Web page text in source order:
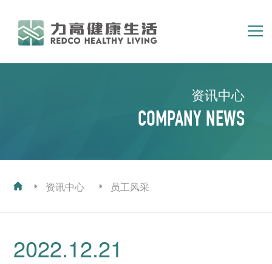
人力资源
资讯中心
COMPANY NEWS
资讯中心 员工风采
2022.12.21